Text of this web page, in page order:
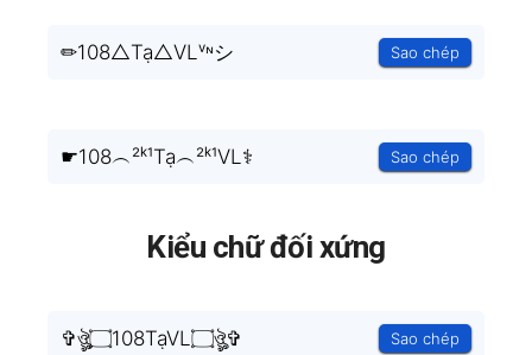
✏108△Tạ△VLᵛᶰシ Sao chép
☛108︵²ᵏ¹Tạ︵²ᵏ¹VL⚕ Sao chép
Kiểu chữ đối xứng
✞ঔৣ۝108TạVL۝ঔৣ✞ Sao chép